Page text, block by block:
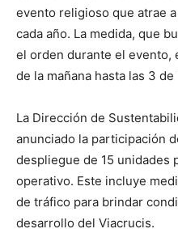
evento religioso que atrae
cada año. La medida, que
el orden durante el evento,
de la mañana hasta las 3 de
La Dirección de
anunciado la participación
despliegue de 15 unidades
operativo. Este incluye
de tráfico para brindar
desarrollo del Viacrucis.